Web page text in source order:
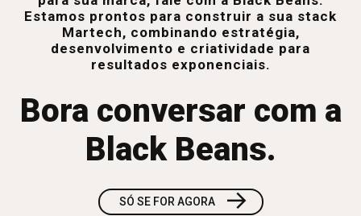
Estamos prontos para construir a sua stack
Martech, combinando estratégia,
desenvolvimento e criatividade para
resultados exponenciais.
Bora conversar com a
Black Beans.
SÓ SE FOR AGORA →